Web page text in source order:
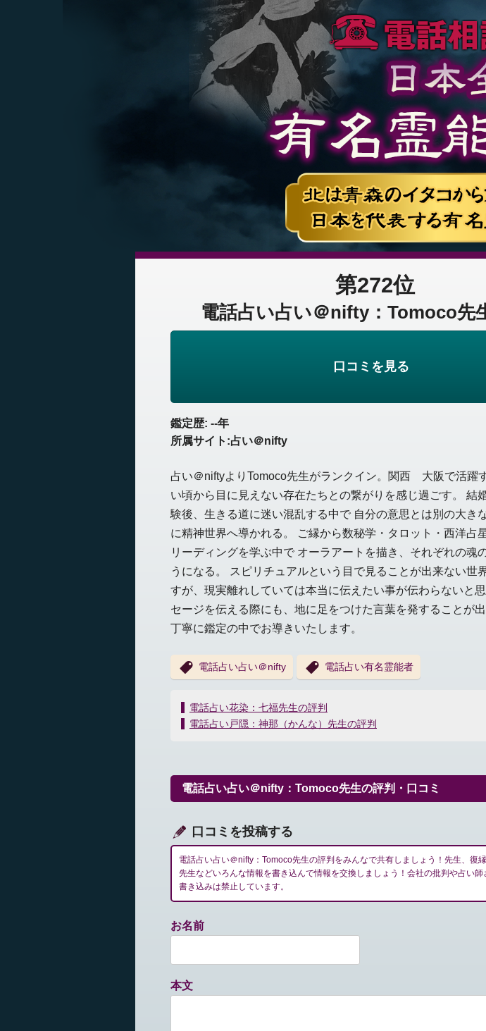
第272位
電話占い占い＠nifty：Tomoco先
口コミを見る
鑑定歴: --年
所属サイト:占い＠nifty
占い＠niftyよりTomoco先生がランクイン。関西 大阪で活躍
い頃から目に見えない存在たちとの繋がりを感じ過ごす。 結
験後、生きる道に迷い混乱する中で 自分の意思とは別の大き
に精神世界へ導かれる。 ご縁から数秘学・タロット・西洋占
リーディングを学ぶ中で オーラアートを描き、それぞれの魂
うになる。 スピリチュアルという目で見ることが出来ない世
すが、現実離れしていては本当に伝えたい事が伝わらないと
セージを伝える際にも、地に足をつけた言葉を発することが
丁寧に鑑定の中でお導きいたします。
電話占い占い＠nifty 電話占い有名霊能者
投
稿
ー
シ
ン
電話占い花染：七福先生の評判
電話占い戸隠：神那（かんな）先生の評判
電話占い占い＠nifty：Tomoco先生の評判・口コミ
口コミを投稿する
電話占い占い＠nifty：Tomoco先生の評判をみんなで共有しましょう！先生、復
先生などいろんな情報を書き込んで情報を交換しましょう！会社の批判や占い
書き込みは禁止しています。
お名前
本文